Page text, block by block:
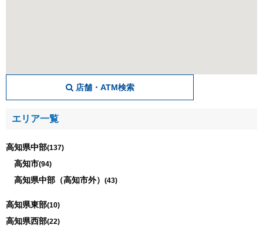
店舗・ATM検索
エリア一覧
高知県中部(137)
高知市(94)
高知県中部（高知市外）(43)
高知県東部(10)
高知県西部(22)